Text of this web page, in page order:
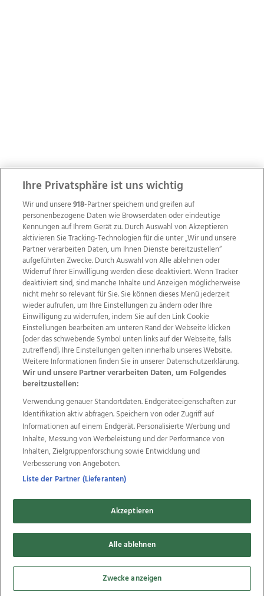
Wir über uns Mediadaten Kontakt
Jobs
Datenschutz
Impressum
AGB Anzeigekunden
AGB Website
Ehrenkodex Politische Werbung
Weitere Angebote des Medienhauses Wimmer
TV1 di-mog-i.at OÖNow
Ischler Woche
Life Radio
OÖNachrichten
OÖN Immobilien
OÖN Karriere
OÖN Reise
Promenaden Galerien
Regionaljobs
wasistlos.at
Copyrights © 2026 Tips Zeitungs GmbH & Co KG
developed by11x11.net
Cookie Einstellungen bearbeiten
Ihre Privatsphäre ist uns wichtig
Wir und unsere918-Partner speichern und greifen auf
personenbezogene Daten wie Browserdaten oder eindeutige
Kennungen auf Ihrem Gerät zu. Durch Auswahl von Akzeptieren
aktivieren Sie Tracking-Technologien für die unter „Wir und unsere
Partner verarbeiten Daten, um Ihnen Dienste bereitzustellen“
aufgeführten Zwecke. Durch Auswahl von Alle ablehnen oder
Widerruf Ihrer Einwilligung werden diese deaktiviert. Wenn Tracker
deaktiviert sind, sind manche Inhalte und Anzeigen möglicherweise
nicht mehr so relevant für Sie. Sie können dieses Menü jederzeit
wieder aufrufen, um Ihre Einstellungen zu ändern oder Ihre
Einwilligung zu widerrufen, indem Sie auf den Link Cookie
Einstellungen bearbeiten am unteren Rand der Webseite klicken
[oder das schwebende Symbol unten links auf der Webseite, falls
zutreffend]. Ihre Einstellungen gelten innerhalb unseres Website.
Weitere Informationen finden Sie in unserer Datenschutzerklärung.
Wir und unsere Partner verarbeiten Daten, um Folgendes
bereitzustellen:
Verwendung genauer Standortdaten. Endgeräteeigenschaften zur
Identifikation aktiv abfragen. Speichern von oder Zugriff auf
Informationen auf einem Endgerät. Personalisierte Werbung und
Inhalte, Messung von Werbeleistung und der Performance von
Inhalten, Zielgruppenforschung sowie Entwicklung und
Verbesserung von Angeboten.
Liste der Partner (Lieferanten)
Akzeptieren
Alle ablehnen
Zwecke anzeigen